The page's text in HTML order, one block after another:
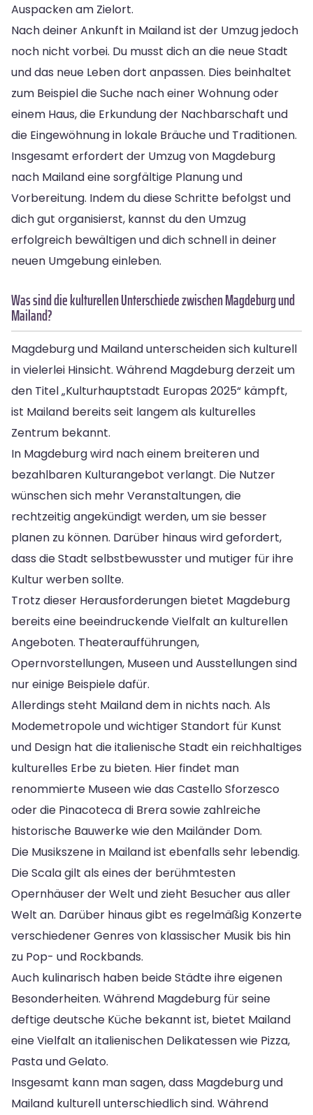
Auspacken am Zielort.
Nach deiner Ankunft in Mailand ist der Umzug jedoch
noch nicht vorbei. Du musst dich an die neue Stadt
und das neue Leben dort anpassen. Dies beinhaltet
zum Beispiel die Suche nach einer Wohnung oder
einem Haus, die Erkundung der Nachbarschaft und
die Eingewöhnung in lokale Bräuche und Traditionen.
Insgesamt erfordert der Umzug von Magdeburg
nach Mailand eine sorgfältige Planung und
Vorbereitung. Indem du diese Schritte befolgst und
dich gut organisierst, kannst du den Umzug
erfolgreich bewältigen und dich schnell in deiner
neuen Umgebung einleben.
Was sind die kulturellen Unterschiede zwischen Magdeburg und
Mailand?
Magdeburg und Mailand unterscheiden sich kulturell
in vielerlei Hinsicht. Während Magdeburg derzeit um
den Titel „Kulturhauptstadt Europas 2025“ kämpft,
ist Mailand bereits seit langem als kulturelles
Zentrum bekannt.
In Magdeburg wird nach einem breiteren und
bezahlbaren Kulturangebot verlangt. Die Nutzer
wünschen sich mehr Veranstaltungen, die
rechtzeitig angekündigt werden, um sie besser
planen zu können. Darüber hinaus wird gefordert,
dass die Stadt selbstbewusster und mutiger für ihre
Kultur werben sollte.
Trotz dieser Herausforderungen bietet Magdeburg
bereits eine beeindruckende Vielfalt an kulturellen
Angeboten. Theateraufführungen,
Opernvorstellungen, Museen und Ausstellungen sind
nur einige Beispiele dafür.
Allerdings steht Mailand dem in nichts nach. Als
Modemetropole und wichtiger Standort für Kunst
und Design hat die italienische Stadt ein reichhaltiges
kulturelles Erbe zu bieten. Hier findet man
renommierte Museen wie das Castello Sforzesco
oder die Pinacoteca di Brera sowie zahlreiche
historische Bauwerke wie den Mailänder Dom.
Die Musikszene in Mailand ist ebenfalls sehr lebendig.
Die Scala gilt als eines der berühmtesten
Opernhäuser der Welt und zieht Besucher aus aller
Welt an. Darüber hinaus gibt es regelmäßig Konzerte
verschiedener Genres von klassischer Musik bis hin
zu Pop- und Rockbands.
Auch kulinarisch haben beide Städte ihre eigenen
Besonderheiten. Während Magdeburg für seine
deftige deutsche Küche bekannt ist, bietet Mailand
eine Vielfalt an italienischen Delikatessen wie Pizza,
Pasta und Gelato.
Insgesamt kann man sagen, dass Magdeburg und
Mailand kulturell unterschiedlich sind. Während